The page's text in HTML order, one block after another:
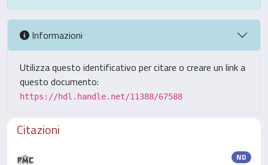
Informazioni
Utilizza questo identificativo per citare o creare un link a
questo documento:
https://hdl.handle.net/11388/67588
Citazioni
ND